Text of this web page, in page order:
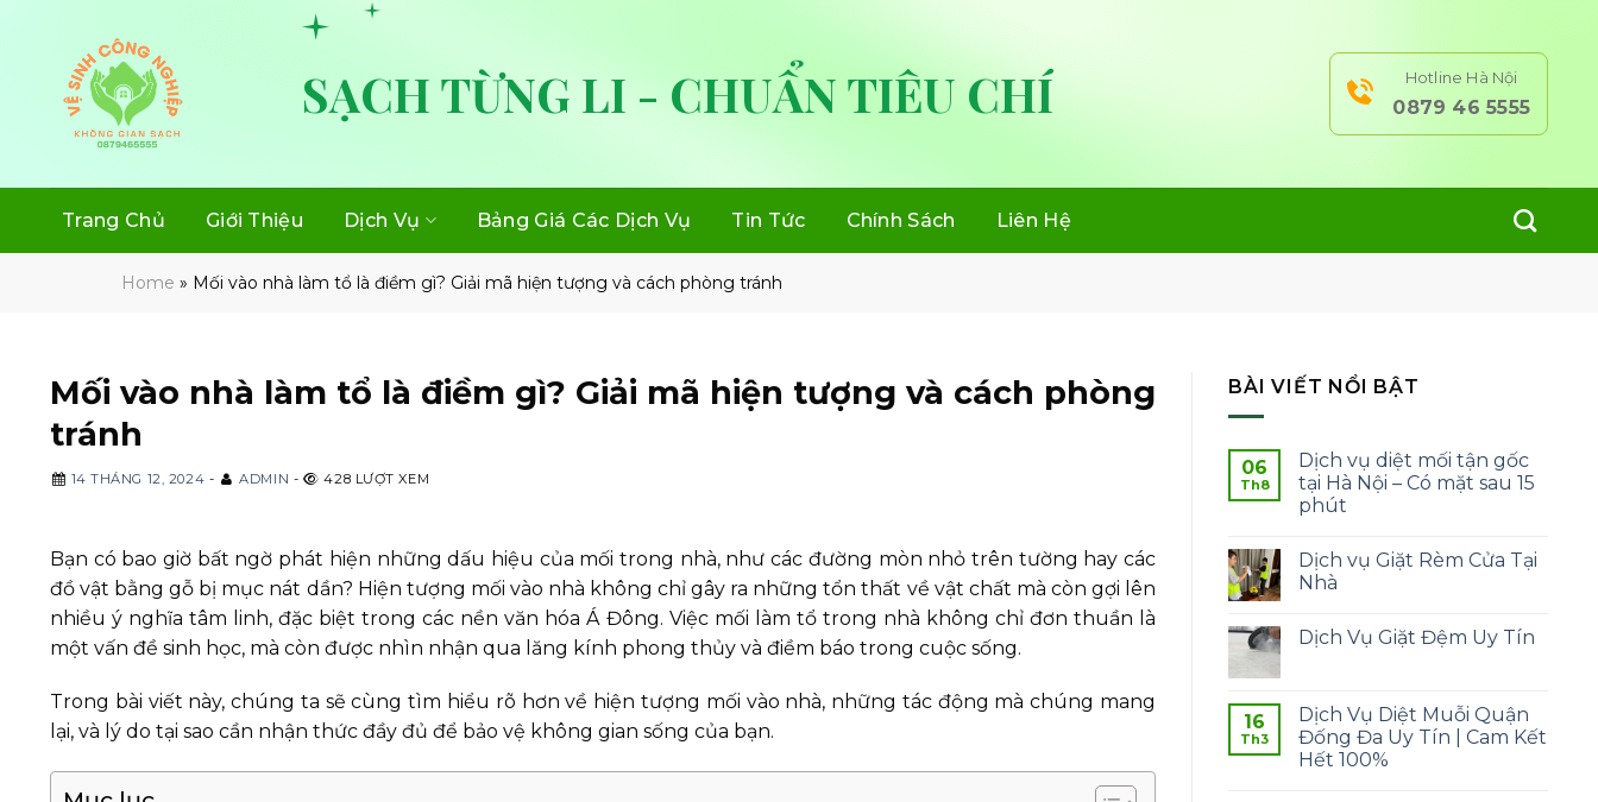
content
SẠCH TỪNG LI - CHUẨN TIÊU CHÍ Hotline Hà Nội
0879 46 5555
Trang Chủ Giới Thiệu Dịch Vụ Bảng Giá Các Dịch Vụ Tin Tức Chính Sách Liên Hệ
Home » Mối vào nhà làm tổ là điềm gì? Giải mã hiện tượng và cách phòng tránh
Mối vào nhà làm tổ là điềm gì? Giải mã hiện tượng và cách phòng
tránh
14 THÁNG 12, 2024 - ADMIN - 428 LƯỢT XEM
Bạn có bao giờ bất ngờ phát hiện những dấu hiệu của mối trong nhà, như các đường mòn nhỏ trên tường hay các
đồ vật bằng gỗ bị mục nát dần? Hiện tượng mối vào nhà không chỉ gây ra những tổn thất về vật chất mà còn gợi lên
nhiều ý nghĩa tâm linh, đặc biệt trong các nền văn hóa Á Đông. Việc mối làm tổ trong nhà không chỉ đơn thuần là
một vấn đề sinh học, mà còn được nhìn nhận qua lăng kính phong thủy và điềm báo trong cuộc sống.
Trong bài viết này, chúng ta sẽ cùng tìm hiểu rõ hơn về hiện tượng mối vào nhà, những tác động mà chúng mang
lại, và lý do tại sao cần nhận thức đầy đủ để bảo vệ không gian sống của bạn.
BÀI VIẾT NỔI BẬT
06
Th8
Dịch vụ diệt mối tận gốc
tại Hà Nội – Có mặt sau 15
phút
Dịch vụ Giặt Rèm Cửa Tại
Nhà
Dịch Vụ Giặt Đệm Uy Tín
16
Th3
Dịch Vụ Diệt Muỗi Quận
Đống Đa Uy Tín | Cam Kết
Hết 100%